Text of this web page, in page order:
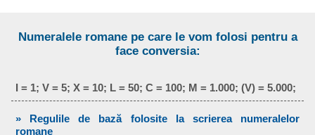
Numeralele romane pe care le vom folosi pentru a
face conversia:
I = 1; V = 5; X = 10; L = 50; C = 100; M = 1.000; (V) = 5.000;
» Regulile de bază folosite la scrierea numeralelor
romane